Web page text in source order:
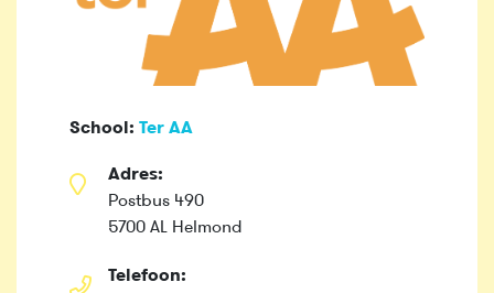
School: Ter AA
Adres:
Postbus 490
5700 AL Helmond
Telefoon: